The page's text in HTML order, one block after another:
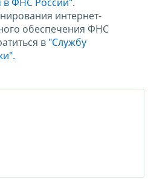
интернет-
обеспечения ФНС
в "Службу